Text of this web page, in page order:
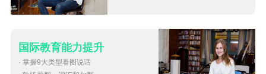
国际教育能力提升
· 掌握9大类型看图说话